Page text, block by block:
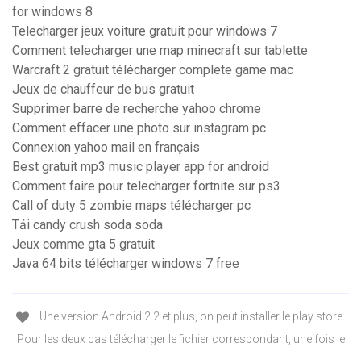
for windows 8
Telecharger jeux voiture gratuit pour windows 7
Comment telecharger une map minecraft sur tablette
Warcraft 2 gratuit télécharger complete game mac
Jeux de chauffeur de bus gratuit
Supprimer barre de recherche yahoo chrome
Comment effacer une photo sur instagram pc
Connexion yahoo mail en français
Best gratuit mp3 music player app for android
Comment faire pour telecharger fortnite sur ps3
Call of duty 5 zombie maps télécharger pc
Tải candy crush soda soda
Jeux comme gta 5 gratuit
Java 64 bits télécharger windows 7 free
Une version Android 2.2 et plus, on peut installer le play store.
Pour les deux cas télécharger le fichier correspondant, une fois le